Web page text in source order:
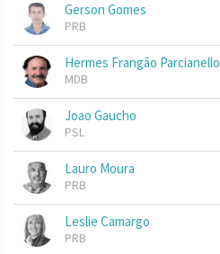
Gerson Gomes
PRB
Hermes Frangão Parcianello
MDB
Joao Gaucho
PSL
Lauro Moura
PRB
Leslie Camargo
PRB